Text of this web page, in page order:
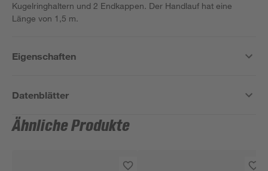
Kugelringhaltern und 2 Endkappen. Der Handlauf hat eine
Länge von 1,5 m.
Eigenschaften
Datenblätter
Ähnliche Produkte